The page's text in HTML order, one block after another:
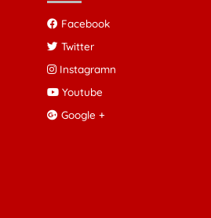
Facebook
Twitter
Instagramn
Youtube
Google +